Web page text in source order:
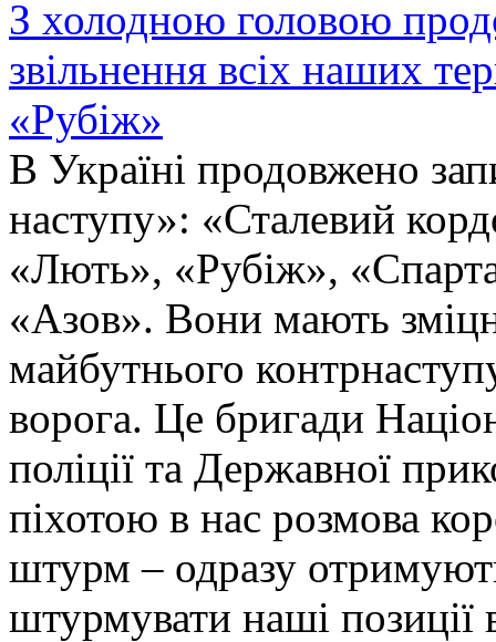
З холодною головою
звільнення всіх наших
«Рубіж»
В Україні продовжено
наступу»: «Сталевий
«Лють», «Рубіж»,
«Азов». Вони мають
майбутнього
ворога. Це бригади
поліції та Державної
піхотою в нас розмова
штурм – одразу
штурмувати наші позиції